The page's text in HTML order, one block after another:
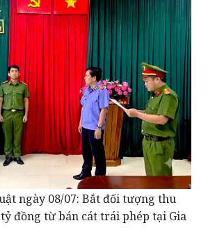
ngày 08/07: Bắt đối tượng thu
đồng từ bán cát trái phép tại Gia